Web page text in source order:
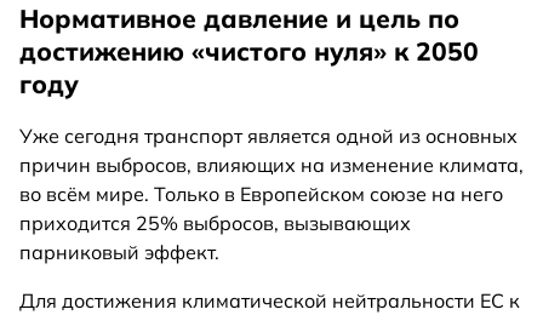
Нормативное давление и цель по
достижению «чистого нуля» к 2050
году
Уже сегодня транспорт является одной из основных
причин выбросов, влияющих на изменение климата,
во всём мире. Только в Европейском союзе на него
приходится 25% выбросов, вызывающих
парниковый эффект.
Для достижения климатической нейтральности ЕС к